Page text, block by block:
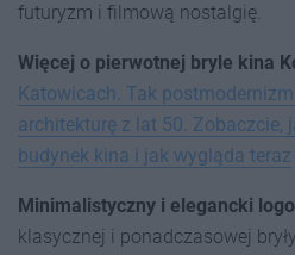
futuryzm i filmową nostalgię.
Więcej o pierwotnej bryle kina
Katowicach. Tak
architekturę z lat 50. Zobaczcie,
budynek kina i jak wygląda teraz
Minimalistyczny i elegancki
klasycznej i ponadczasowej